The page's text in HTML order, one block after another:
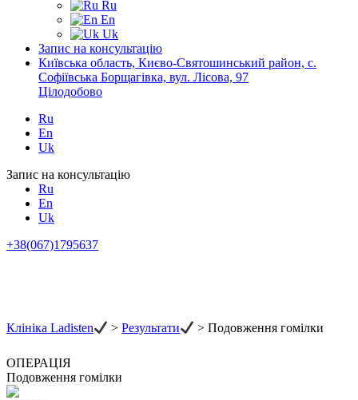
Ru
En
Uk
Запис на консультацію
Київська область, Києво-Святошинський район, с.
Софіївська Борщагівка, вул. Лісова, 97
Цілодобово
Ru
En
Uk
Запис на консультацію
Ru
En
Uk
+38(067)1795637
Клініка Ladisten >Результати >Подовження гомілки
ОПЕРАЦІЯ
Подовження гомілки